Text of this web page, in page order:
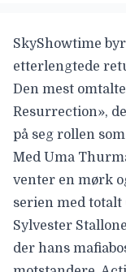
SkyShowtime
etterlengtede
Den mest
Resurrection»,
på seg rollen
Med Uma
venter en mørk
serien med totalt
Sylvester
der hans